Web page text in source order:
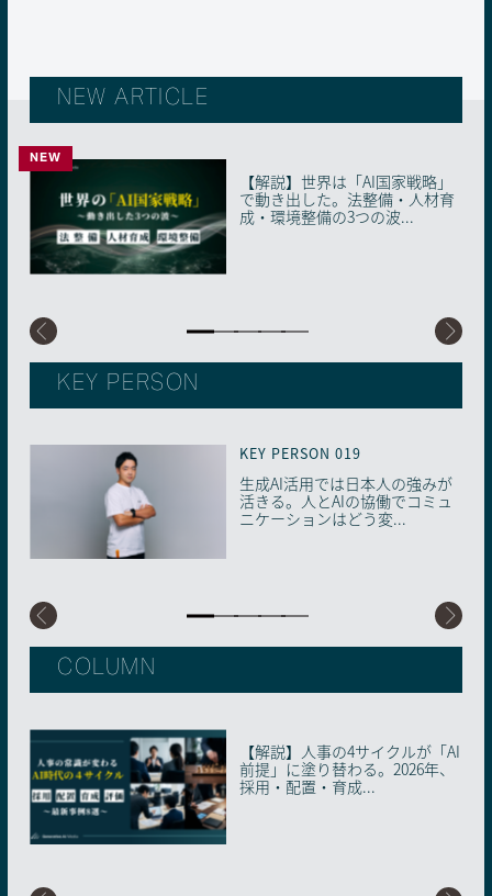
NEW ARTICLE
NEW
【解説】世界は「AI国家戦略」
で動き出した。法整備・人材育
成・環境整備の3つの波...
NEW
40年の教育現場とAIが出会う瞬
間。子どもに向き合う時間を生
み出す、ベテラン教員...
【解説】生成AI「使えばいい」
時代の終わり。2026年、知らな
いと取り残される「...
【解説】人事の4サイクルが「AI
前提」に塗り替わる。2026年、
採用・配置・育成...
AIに“信頼の証明書”を。国内初
の「AIMS適合性評価制度」が始
動した理由
KEY PERSON
KEY PERSON 019
生成AI活用では日本人の強みが
活きる。人とAIの協働でコミュ
ニケーションはどう変...
KEY PERSON 018
もっと自由で多様な「働き⽅」
を！ 生成AIが拓く女性のキャリ
アの可能性
KEY PERSON 017
【医療×生成AI】少子高齢化・
未病先進国の日本で進む、メン
タルヘルス最前線
KEY PERSON 016
学歴から「学習歴」重視の社会
へ。生成AI時代のリスキリング
を徹底解説
KEY PERSON 015
まさにSFの世界到来。生成AI時
代に再定義されるリーダーとマ
ネジメントのあり方
COLUMN
【解説】人事の4サイクルが「AI
前提」に塗り替わる。2026年、
採用・配置・育成...
AIに“信頼の証明書”を。国内初
の「AIMS適合性評価制度」が始
動した理由
実際の相談事例から学ぶ！画像
生成AIのビジネス活用トレンド
「AI-SECIモデル」とは何か。AI
との協働で知識創造企業へと変
革するための地...
AIには撮れない「あの瞬間」—
小学校の卒アルが問う、写真な
らではの価値